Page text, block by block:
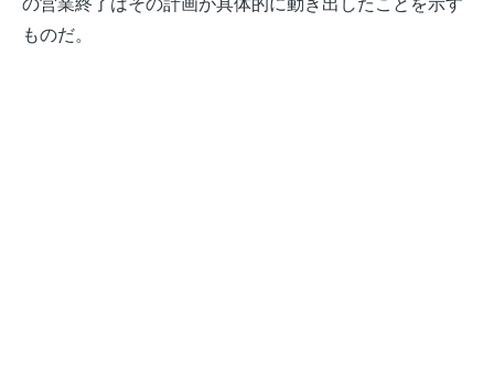
の営業終了はその計画が具体的に動き出したことを示す
ものだ。